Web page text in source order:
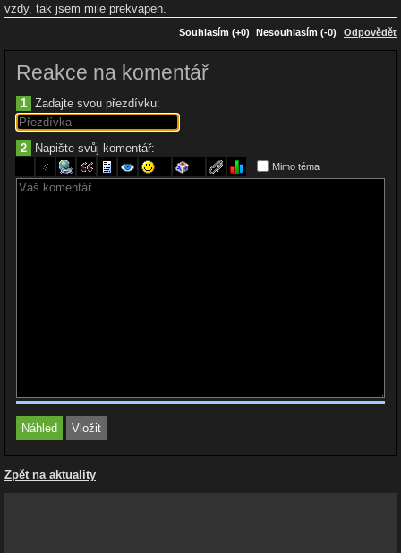
vzdy, tak jsem mile prekvapen.
Souhlasím (+0) Nesouhlasím (-0) Odpovědět
Reakce na komentář
1 Zadajte svou přezdívku:
2 Napište svůj komentář:
Mimo téma
Zpět na aktuality